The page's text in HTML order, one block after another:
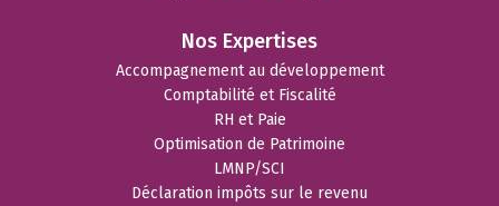
Nos Expertises
Accompagnement au développement
Comptabilité et Fiscalité
RH et Paie
Optimisation de Patrimoine
LMNP/SCI
Déclaration impôts sur le revenu